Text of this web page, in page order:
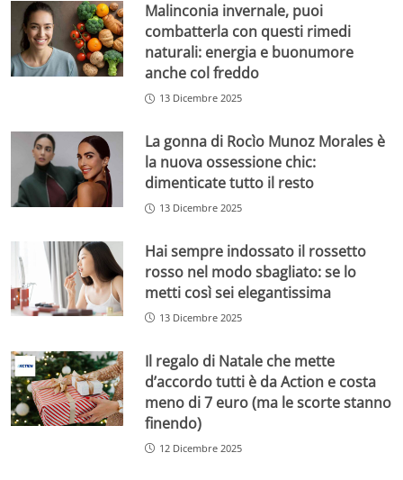
Malinconia invernale, puoi
combatterla con questi rimedi
naturali: energia e buonumore
anche col freddo
13 Dicembre 2025
La gonna di Rocìo Munoz Morales è
la nuova ossessione chic:
dimenticate tutto il resto
13 Dicembre 2025
Hai sempre indossato il rossetto
rosso nel modo sbagliato: se lo
metti così sei elegantissima
13 Dicembre 2025
Il regalo di Natale che mette
d’accordo tutti è da Action e costa
meno di 7 euro (ma le scorte stanno
finendo)
12 Dicembre 2025